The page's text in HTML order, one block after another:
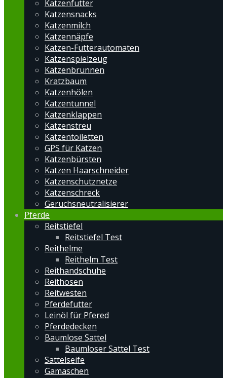
Katzenfutter
Katzensnacks
Katzenmilch
Katzennäpfe
Katzen-Futterautomaten
Katzenspielzeug
Katzenbrunnen
Kratzbaum
Katzenhölen
Katzentunnel
Katzenklappen
Katzenstreu
Katzentoiletten
GPS für Katzen
Katzenbürsten
Katzen Haarschneider
Katzenschutznetze
Katzenschreck
Geruchsneutralisierer
Pferde
Reitstiefel
Reitstiefel Test
Reithelme
Reithelm Test
Reithandschuhe
Reithosen
Reitwesten
Pferdefutter
Leinöl für Pfered
Pferdedecken
Baumlose Sattel
Baumloser Sattel Test
Sattelseife
Gamaschen